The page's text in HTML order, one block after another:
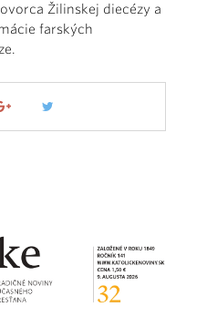
Žilinskej diecézy a
farských